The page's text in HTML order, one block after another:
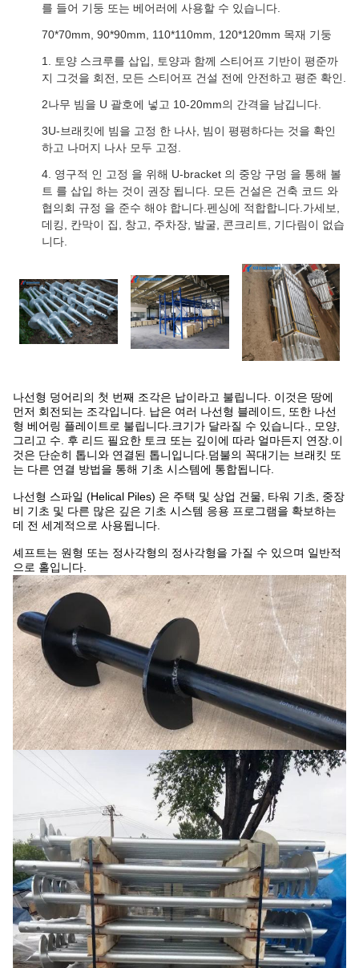
를 들어 기둥 또는 베어러에 사용할 수 있습니다.
70*70mm, 90*90mm, 110*110mm, 120*120mm 목재 기둥
1. 토양 스크루를 삽입, 토양과 함께 스티어프 기반이 평준까
지 그것을 회전, 모든 스티어프 건설 전에 안전하고 평준 확인.
2나무 빔을 U 괄호에 넣고 10-20mm의 간격을 남깁니다.
3U-브래킷에 빔을 고정 한 나사, 빔이 평평하다는 것을 확인
하고 나머지 나사 모두 고정.
4. 영구적 인 고정 을 위해 U-bracket 의 중앙 구멍 을 통해 볼
트 를 삽입 하는 것이 권장 됩니다. 모든 건설은 건축 코드 와
협의회 규정 을 준수 해야 합니다.펜싱에 적합합니다.가세보,
데킹, 칸막이 집, 창고, 주차장, 발굴, 콘크리트, 기다림이 없습
니다.
나선형 덩어리의 첫 번째 조각은 납이라고 불립니다. 이것은 땅에
먼저 회전되는 조각입니다. 납은 여러 나선형 블레이드, 또한 나선
형 베어링 플레이트로 불립니다.크기가 달라질 수 있습니다., 모양,
그리고 수. 후 리드 필요한 토크 또는 깊이에 따라 얼마든지 연장.이
것은 단순히 톱니와 연결된 톱니입니다.덤불의 꼭대기는 브래킷 또
는 다른 연결 방법을 통해 기초 시스템에 통합됩니다.
나선형 스파일 (Helical Piles) 은 주택 및 상업 건물, 타워 기초, 중장
비 기초 및 다른 많은 깊은 기초 시스템 응용 프로그램을 확보하는
데 전 세계적으로 사용됩니다.
셰프트는 원형 또는 정사각형의 정사각형을 가질 수 있으며 일반적
으로 홀입니다.